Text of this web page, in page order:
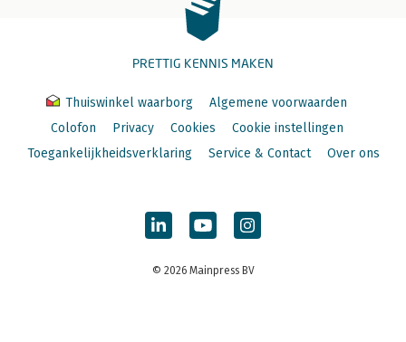
PRETTIG KENNIS MAKEN
Thuiswinkel waarborg
Algemene voorwaarden
Colofon
Privacy Cookies
Cookie instellingen
Toegankelijkheidsverklaring
Service & Contact Over ons
© 2026 Mainpress BV